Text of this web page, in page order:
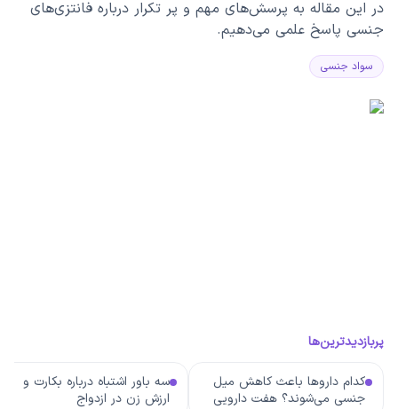
در این مقاله به پرسش‌های مهم و پر تکرار درباره فانتزی‌های
جنسی پاسخ علمی می‌دهیم.
سواد جنسی
پربازدیدترین‌ها
کدام داروها باعث کاهش میل
جنسی می‌شوند؟ هفت دارویی
سه باور اشتباه درباره بکارت و
ارزش زن در ازدواج